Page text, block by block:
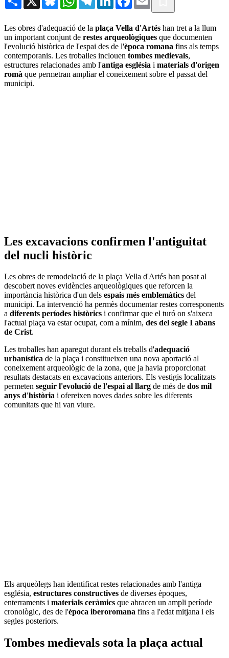
Les obres d'adequació de la plaça Vella d'Artés han tret a la llum
un important conjunt de restes arqueològiques que documenten
l'evolució històrica de l'espai des de l'època romana fins als temps
contemporanis. Les troballes inclouen tombes medievals,
estructures relacionades amb l'antiga església i materials d'origen
romà que permetran ampliar el coneixement sobre el passat del
municipi.
Les excavacions confirmen l'antiguitat
del nucli històric
Les obres de remodelació de la plaça Vella d'Artés han posat al
descobert noves evidències arqueològiques que reforcen la
importància històrica d'un dels espais més emblemàtics del
municipi. La intervenció ha permès documentar restes corresponents
a diferents períodes històrics i confirmar que el turó on s'aixeca
l'actual plaça va estar ocupat, com a mínim, des del segle I abans
de Crist.
Les troballes han aparegut durant els treballs d'adequació
urbanística de la plaça i constitueixen una nova aportació al
coneixement arqueològic de la zona, que ja havia proporcionat
resultats destacats en excavacions anteriors. Els vestigis localitzats
permeten seguir l'evolució de l'espai al llarg de més de dos mil
anys d'història i ofereixen noves dades sobre les diferents
comunitats que hi van viure.
Els arqueòlegs han identificat restes relacionades amb l'antiga
església, estructures constructives de diverses èpoques,
enterraments i materials ceràmics que abracen un ampli període
cronològic, des de l'època iberoromana fins a l'edat mitjana i els
segles posteriors.
Tombes medievals sota la plaça actual